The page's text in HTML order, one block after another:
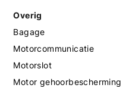
Overig
Bagage
Motorcommunicatie
Motorslot
Motor gehoorbescherming